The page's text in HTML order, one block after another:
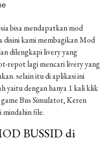
bisa mendapatkan mod
disini kami membagikan Mod
dilengkapi livery yang
repot lagi mencari livery yang
selain itu di aplikasi ini
yaitu dengan hanya 1 kali klik
Bus Simulator, Keren
file.
BUSSID di